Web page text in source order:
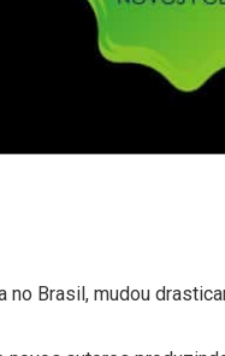
Brasil, mudou